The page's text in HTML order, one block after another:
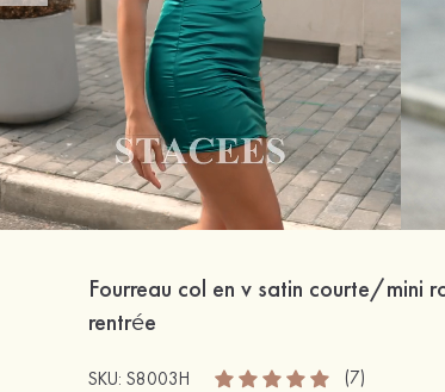
Fourreau col en v satin courte/mini
rentrée
SKU: S8003H (7)